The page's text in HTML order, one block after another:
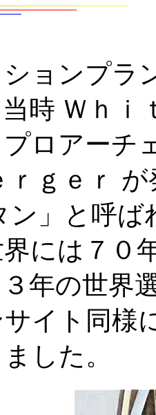
ョンプラ
時 Ｗｈｉ
ロアーチ
ｒｇｅｒ
ン」と呼
には７０
３年の世界
イト同様
した。